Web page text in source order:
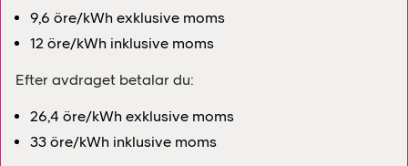
9,6 öre/kWh exklusive moms
12 öre/kWh inklusive moms
Efter avdraget betalar du:
26,4 öre/kWh exklusive moms
33 öre/kWh inklusive moms